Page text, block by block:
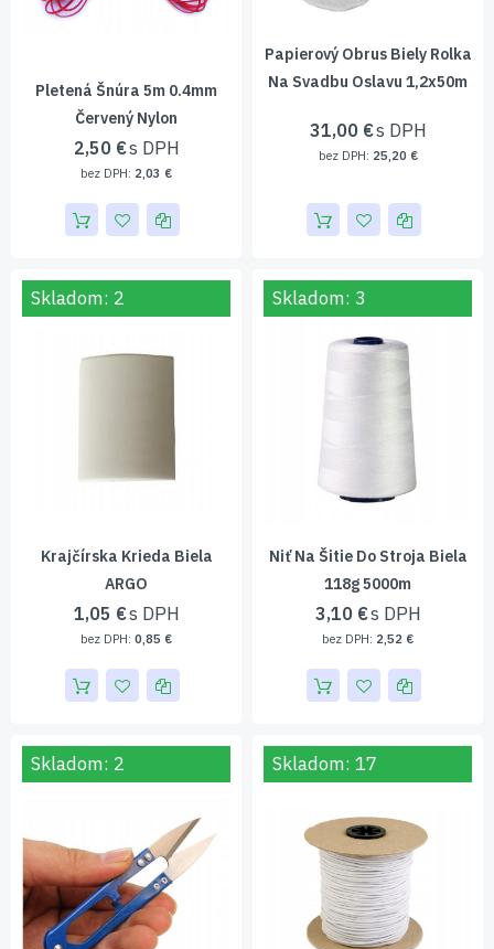
Pletená Šnúra 5m 0.4mm
Červený Nylon
2,50 €
2,03 €
Papierový Obrus Biely Rolka
Na Svadbu Oslavu 1,2x50m
31,00 €
25,20 €
Skladom: 2
Krajčírska Krieda Biela
ARGO
1,05 €
0,85 €
Skladom: 3
Niť Na Šitie Do Stroja Biela
118g 5000m
3,10 €
2,52 €
Skladom: 2 Skladom: 17